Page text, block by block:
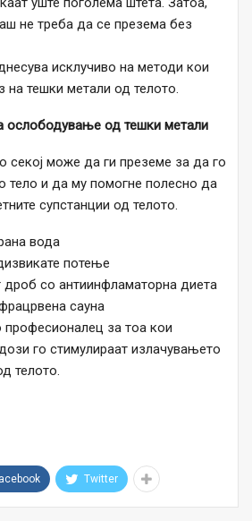
не треба да се презема без
исклучиво на методи кои
на тешки метали од телото.
ослободување од тешки метали
секој може да ги преземе за да го
тело и да му помогне полесно да
супстанции од телото.
вода
потење
дроб со антиинфламаторна диета
сауна
професионалец за тоа кои
го стимулираат излачувањето
телото.
Twitter